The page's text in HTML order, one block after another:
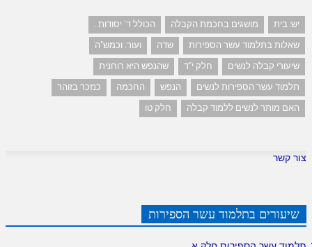
יש: בית מושגים בחכמת הקבלה
הכולל ד' יסודות .
שאלות בתלמוד עשר הספירות
שדה
ועור. וכמש"ה
שיעורי קבלה לנשים
חלק י"ד
שהנפש היא רוחנית
תלמוד עשר הספירות לנשים
הנפש החכמה
כנזכר בזוהר
האם מותר לנשים ללמוד קבלה
חלק טו
צור קשר
שיעורים בתלמוד עשר הספירות